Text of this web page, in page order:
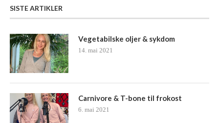
SISTE ARTIKLER
Vegetabilske oljer & sykdom
14. mai 2021
Carnivore & T-bone til frokost
6. mai 2021